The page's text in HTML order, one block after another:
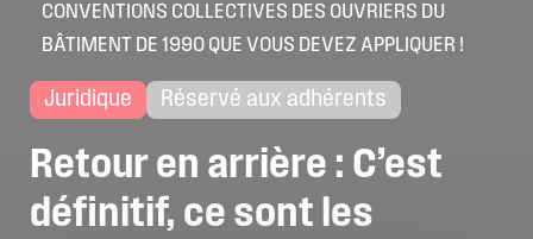
CONVENTIONS COLLECTIVES DES OUVRIERS DU
BÂTIMENT DE 1990 QUE VOUS DEVEZ APPLIQUER !
Juridique Réservé aux adhérents
Retouren arrière : C’est
définitif, ce sont les